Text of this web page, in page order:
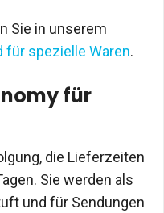
Sie in unserem
für spezielle Waren.
für
die Lieferzeiten
Sie werden als
und für Sendungen